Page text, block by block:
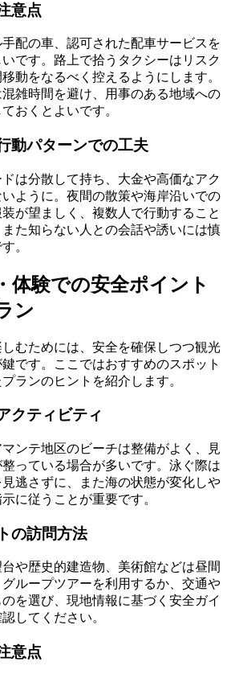
意点
配の車、認可された配車サービスを
です。路上で拾うタクシーはリスク
動をなるべく控えるようにします。
雑時間を避け、用事のある地域への
おくとよいです。
動パターンでの工夫
は分散して持ち、大金や高価なアク
ように。夜間の散策や海岸沿いでの
が望ましく、複数人で行動すること
た知らない人との会話や誘いには慎
。
体験での安全ポイント
ン
むためには、安全を確保しつつ観光
です。ここではおすすめのスポット
ランのヒントを紹介します。
クティビティ
ンテ地区のビーチは整備がよく、見
っている場合が多いです。泳ぐ際は
逃さずに、また海の状態が変化しや
に従うことが重要です。
の訪問方法
や歴史的建造物、美術館などは昼間
ループツアーを利用するか、交通や
を選び、現地情報に基づく安全ガイ
してください。
意点